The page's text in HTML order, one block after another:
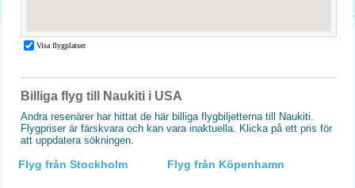
Billiga flyg till Naukiti i USA
Andra resenärer har hittat de här billiga flygbiljetterna till Naukiti.
Flygpriser är färskvara och kan vara inaktuella. Klicka på ett pris för
att uppdatera sökningen.
Flyg från Stockholm Flyg från Köpenhamn